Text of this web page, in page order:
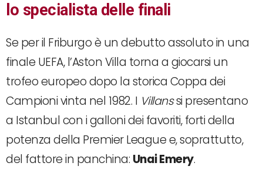
lo specialista delle finali
Se per il Friburgo è un debutto assoluto in una
finale UEFA, l’Aston Villa torna a giocarsi un
trofeo europeo dopo la storica Coppa dei
Campioni vinta nel 1982. I Villanssi presentano
a Istanbul con i galloni dei favoriti, forti della
potenza della Premier League e, soprattutto,
del fattore in panchina: Unai Emery.